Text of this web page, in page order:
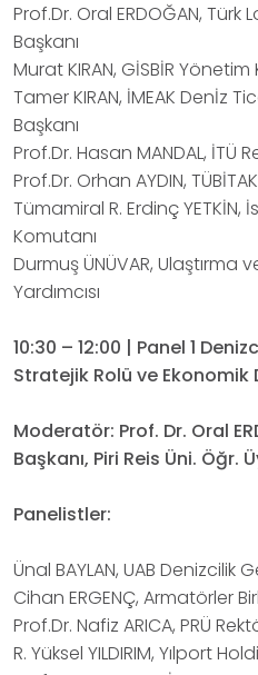
Prof.Dr. Oral ERDOĞAN,
Başkanı
Murat KIRAN, GİSBİR Yönetim
Tamer KIRAN, İMEAK Denİz
Başkanı
Prof.Dr. Hasan MANDAL, İTÜ
Prof.Dr. Orhan AYDIN,
Tümamiral R. Erdinç
Komutanı
Durmuş ÜNÜVAR, Ulaştırma
Yardımcısı
10:30 – 12:00 | Panel 1
Stratejik Rolü ve Ekonomik
Moderatör: Prof. Dr. Oral
Başkanı, Piri Reis Üni. Öğr.
Panelistler:
Ünal BAYLAN, UAB Denizcilik
Cihan ERGENÇ, Armatörler
Prof.Dr. Nafiz ARICA, PRÜ
R. Yüksel YILDIRIM, Yılport